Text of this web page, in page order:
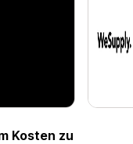
Kosten zu